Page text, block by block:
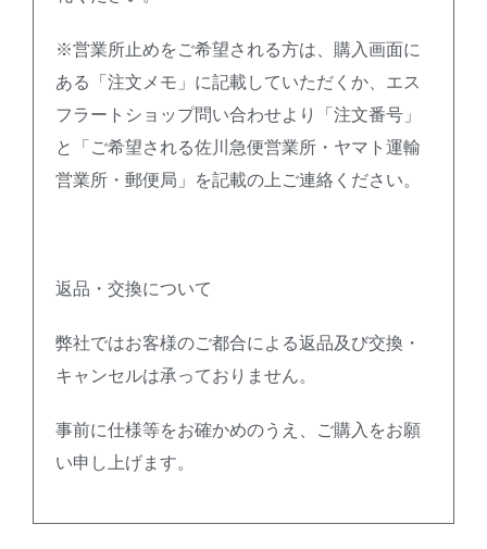
※営業所止めをご希望される方は、購入画面に
ある「注文メモ」に記載していただくか、エス
フラートショップ問い合わせより「注文番号」
と「ご希望される佐川急便営業所・ヤマト運輸
営業所・郵便局」を記載の上ご連絡ください。
返品・交換について
弊社ではお客様のご都合による返品及び交換・
キャンセルは承っておりません。
事前に仕様等をお確かめのうえ、ご購入をお願
い申し上げます。